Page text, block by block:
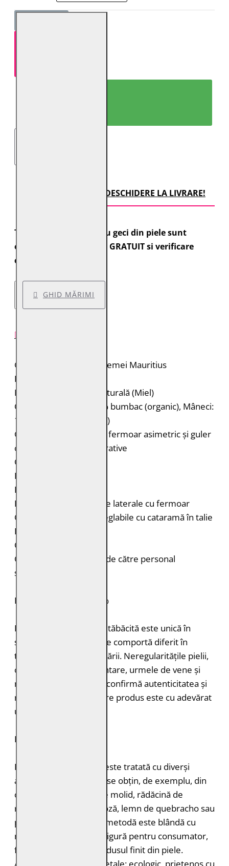
TRANSPORT CU DESCHIDERE LA LIVRARE!
Toate comenzile pentru geci din piele sunt
expediate cu transport GRATUIT si verificare
colet.
GHID MĂRIMI
Geacă de piele pentru femei Mauritius
Brand: Mauritius
Material: 100% piele naturală (Miel)
Căptușeală: Corp: 100% bumbac (organic), Mâneci:
100% poliester (reciclat)
Geacă de piele biker cu fermoar asimetric și guler
cu rever cu capse decorative
Cusături decorative
Epoleţi cu capsă
Petice ovale pe coate
Două buzunare verticale laterale cu fermoar
Curele laterale duble reglabile cu cataramă în talie
Fermoar la mâneci
Croială: Regular Fit
Curățare: Spălare doar de către personal
specializat
PIELE NATURALĂ: 100%
Fiecare bucată de piele tăbăcită este unică în
structură, grosimea și se comportă diferit în
timpul vopsirii și procesării. Neregularitățile pielii,
cum ar fi petele pigmentare, urmele de vene și
mușcăturile de insecte confirmă autenticitatea și
naturalețea pielii. Fiecare produs este cu adevărat
unic.
DURABILITATE
Pielea tăbăcită vegetal este tratată cu diverși
agenți de tăbăcire care se obțin, de exemplu, din
coajă de stejar, coajă de molid, rădăcină de
rubarbă, coajă de mimoză, lemn de quebracho sau
păstăi de tara. Această metodă este blândă cu
mediul înconjurător și sigură pentru consumator,
fără a lăsa toxine în produsul finit din piele.
Avantajele tăbăcirii vegetale: ecologic, prietenos cu